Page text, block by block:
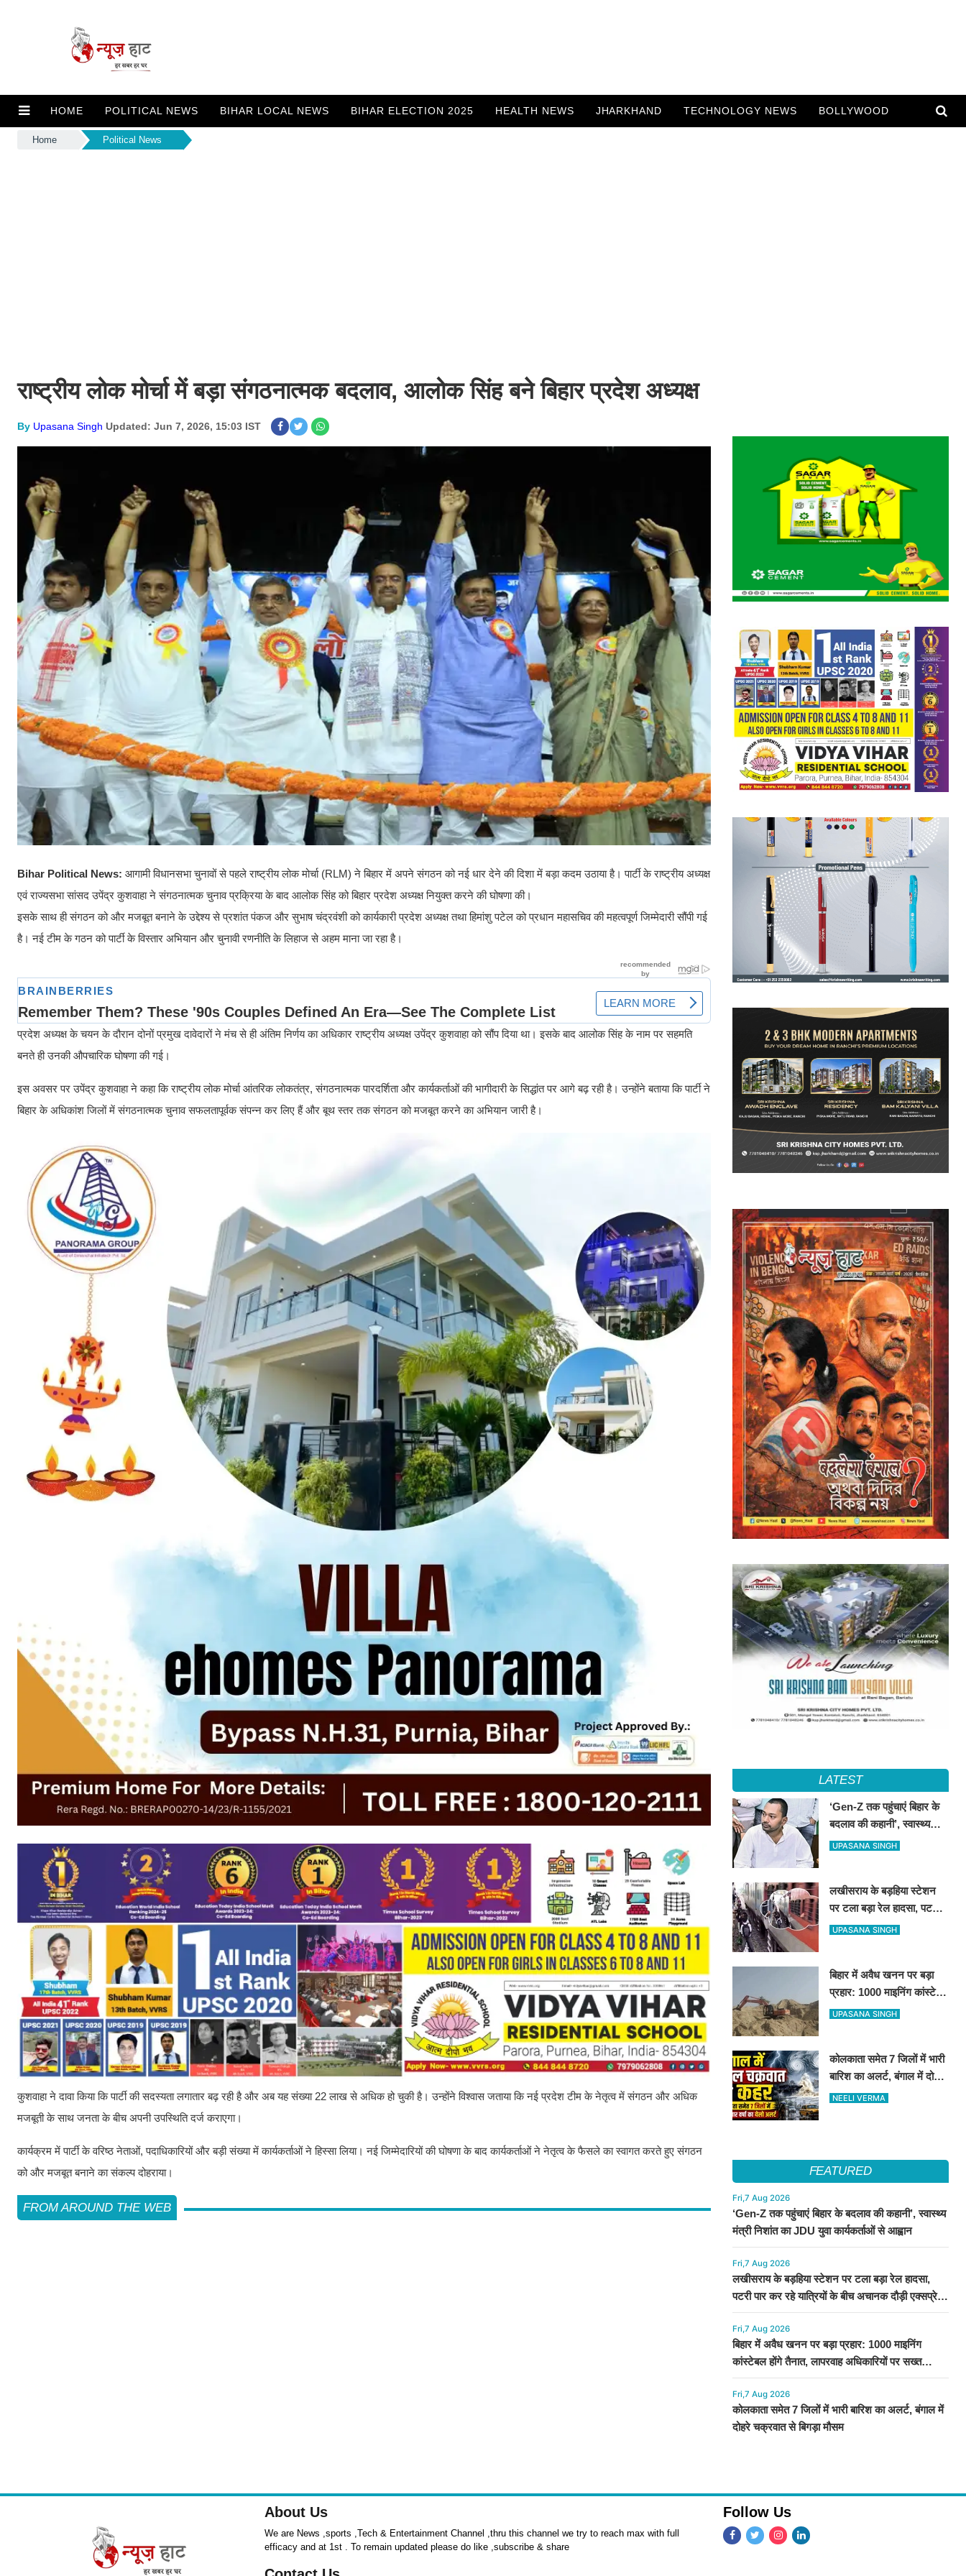
HOME POLITICAL NEWS BIHAR LOCAL NEWS BIHAR ELECTION 2025 HEALTH NEWS JHARKHAND TECHNOLOGY NEWS BOLLYWOOD
Home Political News
राष्ट्रीय लोक मोर्चा में बड़ा संगठनात्मक बदलाव, आलोक सिंह बने बिहार प्रदेश अध्यक्ष
By Upasana Singh Updated: Jun 7, 2026, 15:03 IST
Bihar Political News: आगामी विधानसभा चुनावों से पहले राष्ट्रीय लोक मोर्चा (RLM) ने बिहार में अपने संगठन को नई धार देने की दिशा में बड़ा कदम उठाया है। पार्टी के राष्ट्रीय अध्यक्ष
एवं राज्यसभा सांसद उपेंद्र कुशवाहा ने संगठनात्मक चुनाव प्रक्रिया के बाद आलोक सिंह को बिहार प्रदेश अध्यक्ष नियुक्त करने की घोषणा की।
इसके साथ ही संगठन को और मजबूत बनाने के उद्देश्य से प्रशांत पंकज और सुभाष चंद्रवंशी को कार्यकारी प्रदेश अध्यक्ष तथा हिमांशु पटेल को प्रधान महासचिव की महत्वपूर्ण जिम्मेदारी सौंपी गई
है। नई टीम के गठन को पार्टी के विस्तार अभियान और चुनावी रणनीति के लिहाज से अहम माना जा रहा है।
प्रदेश अध्यक्ष के चयन के दौरान दोनों प्रमुख दावेदारों ने मंच से ही अंतिम निर्णय का अधिकार राष्ट्रीय अध्यक्ष उपेंद्र कुशवाहा को सौंप दिया था। इसके बाद आलोक सिंह के नाम पर सहमति
बनते ही उनकी औपचारिक घोषणा की गई।
इस अवसर पर उपेंद्र कुशवाहा ने कहा कि राष्ट्रीय लोक मोर्चा आंतरिक लोकतंत्र, संगठनात्मक पारदर्शिता और कार्यकर्ताओं की भागीदारी के सिद्धांत पर आगे बढ़ रही है। उन्होंने बताया कि पार्टी ने
बिहार के अधिकांश जिलों में संगठनात्मक चुनाव सफलतापूर्वक संपन्न कर लिए हैं और बूथ स्तर तक संगठन को मजबूत करने का अभियान जारी है।
कुशवाहा ने दावा किया कि पार्टी की सदस्यता लगातार बढ़ रही है और अब यह संख्या 22 लाख से अधिक हो चुकी है। उन्होंने विश्वास जताया कि नई प्रदेश टीम के नेतृत्व में संगठन और अधिक
मजबूती के साथ जनता के बीच अपनी उपस्थिति दर्ज कराएगा।
कार्यक्रम में पार्टी के वरिष्ठ नेताओं, पदाधिकारियों और बड़ी संख्या में कार्यकर्ताओं ने हिस्सा लिया। नई जिम्मेदारियों की घोषणा के बाद कार्यकर्ताओं ने नेतृत्व के फैसले का स्वागत करते हुए संगठन
को और मजबूत बनाने का संकल्प दोहराया।
FROM AROUND THE WEB
LATEST
‘Gen-Z तक पहुंचाएं बिहार के
बदलाव की कहानी’, स्वास्थ्य
मंत्री निशांत का JDU युवा
UPASANA SINGH
लखीसराय के बड़हिया स्टेशन
पर टला बड़ा रेल हादसा, पटरी
पार कर रहे यात्रियों के बीच
UPASANA SINGH
बिहार में अवैध खनन पर बड़ा
प्रहार: 1000 माइनिंग कांस्टेबल
होंगे तैनात, लापरवाह अधिकारियों
UPASANA SINGH
कोलकाता समेत 7 जिलों में भारी
बारिश का अलर्ट, बंगाल में दोहरे
चक्रवात से बिगड़ा मौसम
NEELI VERMA
FEATURED
Fri,7 Aug 2026
‘Gen-Z तक पहुंचाएं बिहार के बदलाव की कहानी’, स्वास्थ्य
मंत्री निशांत का JDU युवा कार्यकर्ताओं से आह्वान
Fri,7 Aug 2026
लखीसराय के बड़हिया स्टेशन पर टला बड़ा रेल हादसा,
पटरी पार कर रहे यात्रियों के बीच अचानक दौड़ी एक्सप्रेस
ट्रेन
Fri,7 Aug 2026
बिहार में अवैध खनन पर बड़ा प्रहार: 1000 माइनिंग
कांस्टेबल होंगे तैनात, लापरवाह अधिकारियों पर सख्त
कार्रवाई
Fri,7 Aug 2026
कोलकाता समेत 7 जिलों में भारी बारिश का अलर्ट, बंगाल में
दोहरे चक्रवात से बिगड़ा मौसम
About Us
We are News ,sports ,Tech & Entertainment Channel ,thru this channel we try to reach max with full
efficacy and at 1st . To remain updated please do like ,subscribe & share
Follow Us